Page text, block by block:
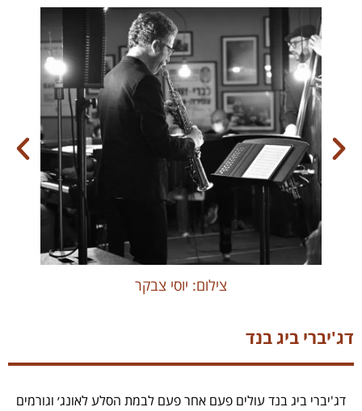
צילום: יוסי צבקר
דג'יברי ביג בנד
דג'יברי ביג בנד עולים פעם אחר פעם לבמת הסלע לאונג׳ וגורמים